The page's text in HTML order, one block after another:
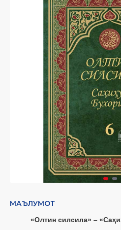
МАЪЛУМОТ
«Олтин силсила» –